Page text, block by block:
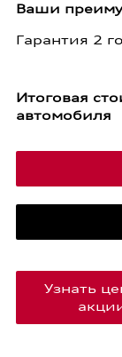
Ваши
Гарантия 2
Итоговая
автомобиля
Узнать